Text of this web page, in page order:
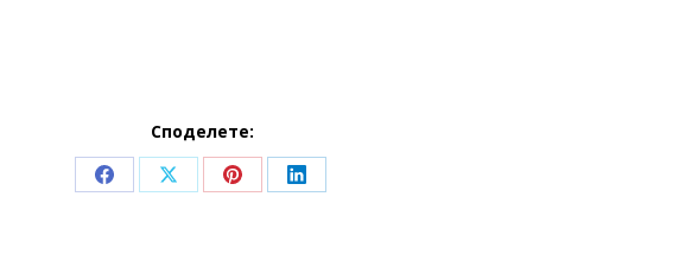
Споделете:
Share Share Share Share